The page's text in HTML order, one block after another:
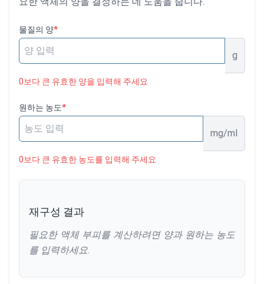
물질의 양*
g
0보다 큰 유효한 양을 입력해 주세요
원하는 농도*
mg/ml
0보다 큰 유효한 농도를 입력해 주세요
재구성 결과
필요한 액체 부피를 계산하려면 양과 원하는 농도
를 입력하세요.